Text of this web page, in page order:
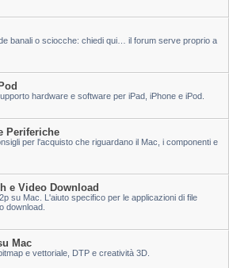
banali o sciocche: chiedi qui… il forum serve proprio a
hardware e software per iPad, iPhone e iPod.
Periferiche
per l'acquisto che riguardano il Mac, i componenti e
e Video Download
su Mac. L'aiuto specifico per le applicazioni di file
download.
Mac
e vettoriale, DTP e creatività 3D.